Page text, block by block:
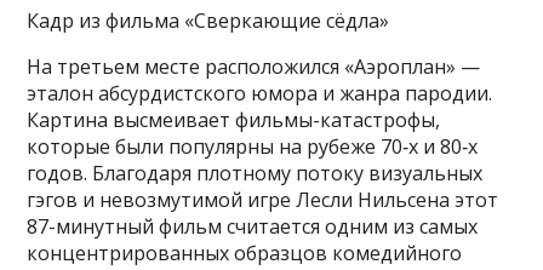
Кадр из фильма «Сверкающие сёдла»
На третьем месте расположился «Аэроплан» —
эталон абсурдистского юмора и жанра пародии.
Картина высмеивает фильмы-катастрофы,
которые были популярны на рубеже 70‑х и 80‑х
годов. Благодаря плотному потоку визуальных
гэгов и невозмутимой игре Лесли Нильсена этот
87-минутный фильм считается одним из самых
концентрированных образцов комедийного